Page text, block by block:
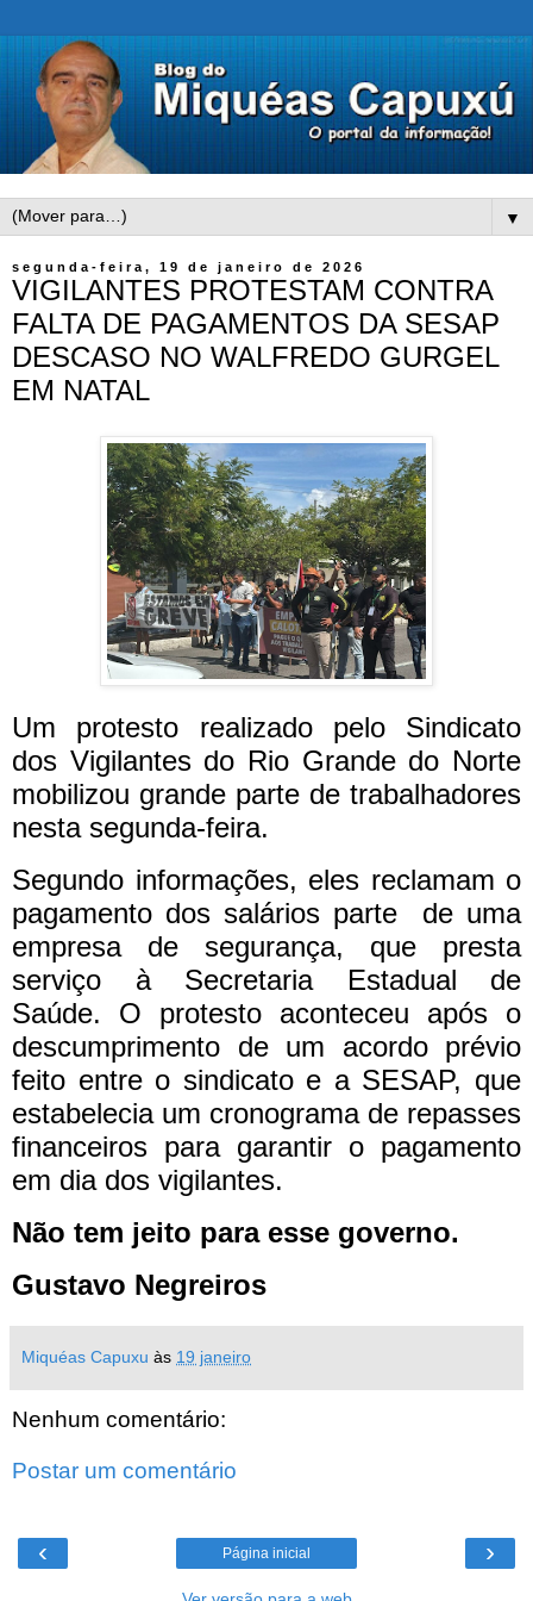
▼
segunda-feira, 19 de janeiro de 2026
VIGILANTES PROTESTAM CONTRA
FALTA DE PAGAMENTOS DA SESAP
DESCASO NO WALFREDO GURGEL
EM NATAL
Um protesto realizado pelo Sindicato
dos Vigilantes do Rio Grande do Norte
mobilizou grande parte de trabalhadores
nesta segunda-feira.
Segundo informações, eles reclamam o
pagamento dos salários parte de uma
empresa de segurança, que presta
serviço à Secretaria Estadual de
Saúde. O protesto aconteceu após o
descumprimento de um acordo prévio
feito entre o sindicato e a SESAP, que
estabelecia um cronograma de repasses
financeiros para garantir o pagamento
em dia dos vigilantes.
Não tem jeito para esse governo.
Gustavo Negreiros
Miquéas Capuxu às 19 janeiro
Nenhum comentário:
Postar um comentário
‹ ›
Página inicial